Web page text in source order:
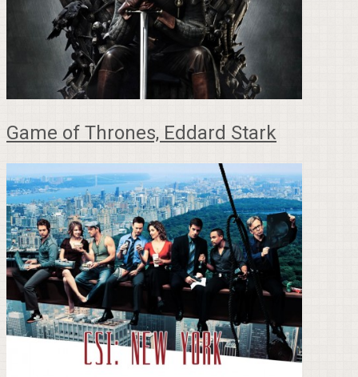
Game of Thrones, Eddard Stark